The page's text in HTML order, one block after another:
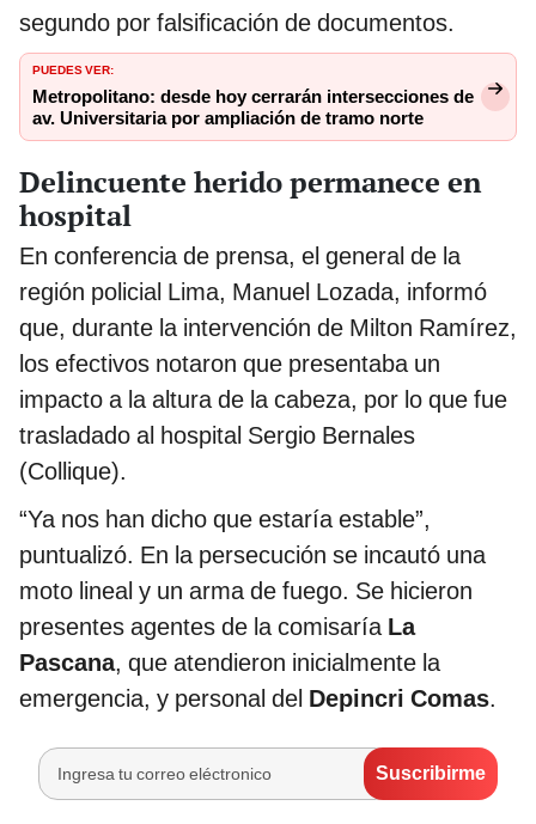
segundo por falsificación de documentos.
PUEDES VER:
Metropolitano: desde hoy cerrarán intersecciones de
av. Universitaria por ampliación de tramo norte
Delincuente herido permanece en
hospital
En conferencia de prensa, el general de la
región policial Lima, Manuel Lozada, informó
que, durante la intervención de Milton Ramírez,
los efectivos notaron que presentaba un
impacto a la altura de la cabeza, por lo que fue
trasladado al hospital Sergio Bernales
(Collique).
“Ya nos han dicho que estaría estable”,
puntualizó. En la persecución se incautó una
moto lineal y un arma de fuego. Se hicieron
presentes agentes de la comisaría La
Pascana, que atendieron inicialmente la
emergencia, y personal del Depincri Comas.